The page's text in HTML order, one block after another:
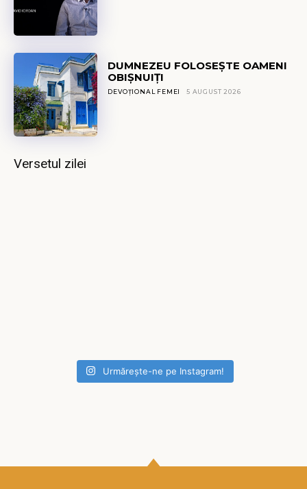
DUMNEZEU FOLOSEȘTE OAMENI
OBIȘNUIȚI
DEVOȚIONAL FEMEI 5 AUGUST 2026
Versetul zilei
Urmărește-ne pe Instagram!